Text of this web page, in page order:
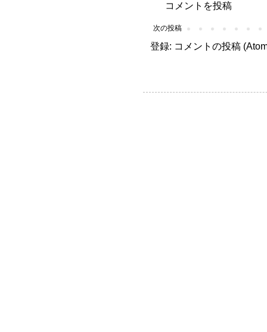
コメントを投稿
次の投稿
登録: コメントの投稿